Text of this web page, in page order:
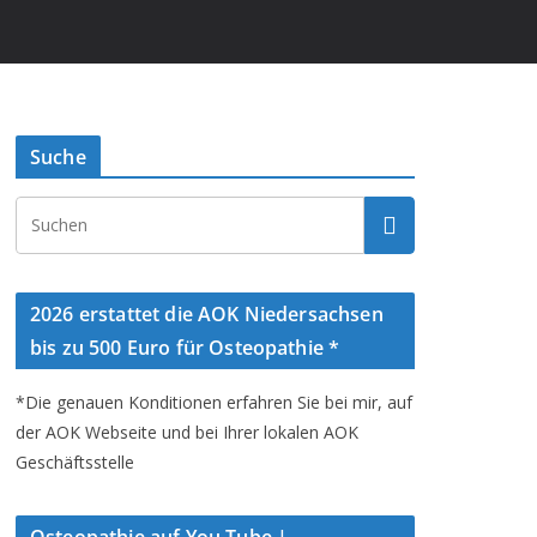
Suche
2026 erstattet die AOK Niedersachsen
bis zu 500 Euro für Osteopathie *
*Die genauen Konditionen erfahren Sie bei mir, auf
der AOK Webseite und bei Ihrer lokalen AOK
Geschäftsstelle